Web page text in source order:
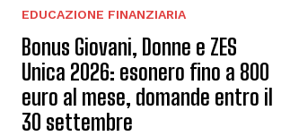
EDUCAZIONE FINANZIARIA
Bonus Giovani, Donne e ZES
Unica 2026: esonero fino a 800
euro al mese, domande entro il
30 settembre